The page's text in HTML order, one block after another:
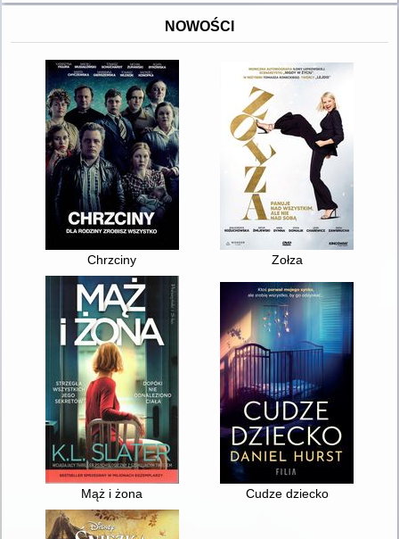
NOWOŚCI
Chrzciny Zołza
Mąż i żona Cudze dziecko